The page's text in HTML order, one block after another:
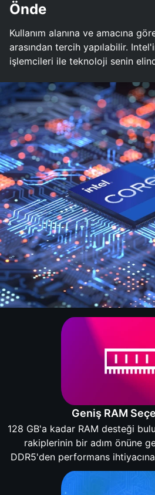
Önde
Kullanım alanına ve amacına
arasından tercih yapılabilir.
işlemcileri ile teknoloji senin
Geniş RAM
128 GB'a kadar RAM desteği
rakiplerinin bir adım önüne
DDR5'den performans